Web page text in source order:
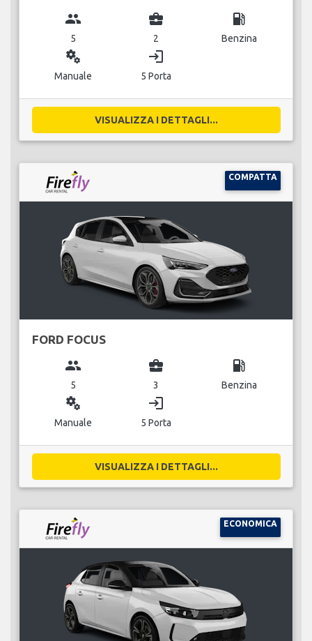
group
5
business_center
2
local_gas_station
Benzina
miscellaneous_services
Manuale
login
5 Porta
VISUALIZZA I DETTAGLI...
COMPATTA
FORD FOCUS
group
5
business_center
3
local_gas_station
Benzina
miscellaneous_services
Manuale
login
5 Porta
VISUALIZZA I DETTAGLI...
ECONOMICA